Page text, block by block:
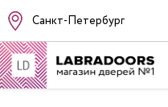
Санкт-Петербург